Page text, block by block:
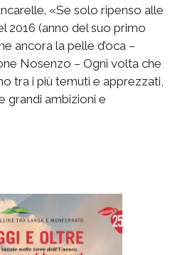
«Se solo ripenso alle
2016 (anno del suo primo
ancora la pelle d’oca –
Nosenzo – Ogni volta che
tra i più temuti e apprezzati,
grandi ambizioni e